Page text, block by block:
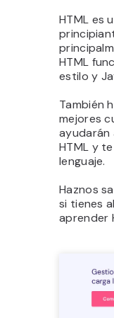
HTML es
HTML
estilo y
También
mejores
ayudarán
HTML y
lenguaje.
Haznos
si tienes
aprender